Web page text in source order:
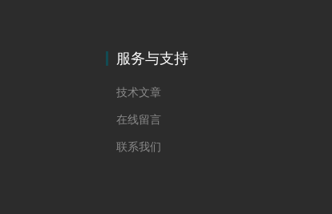
服务与支持
技术文章
在线留言
联系我们